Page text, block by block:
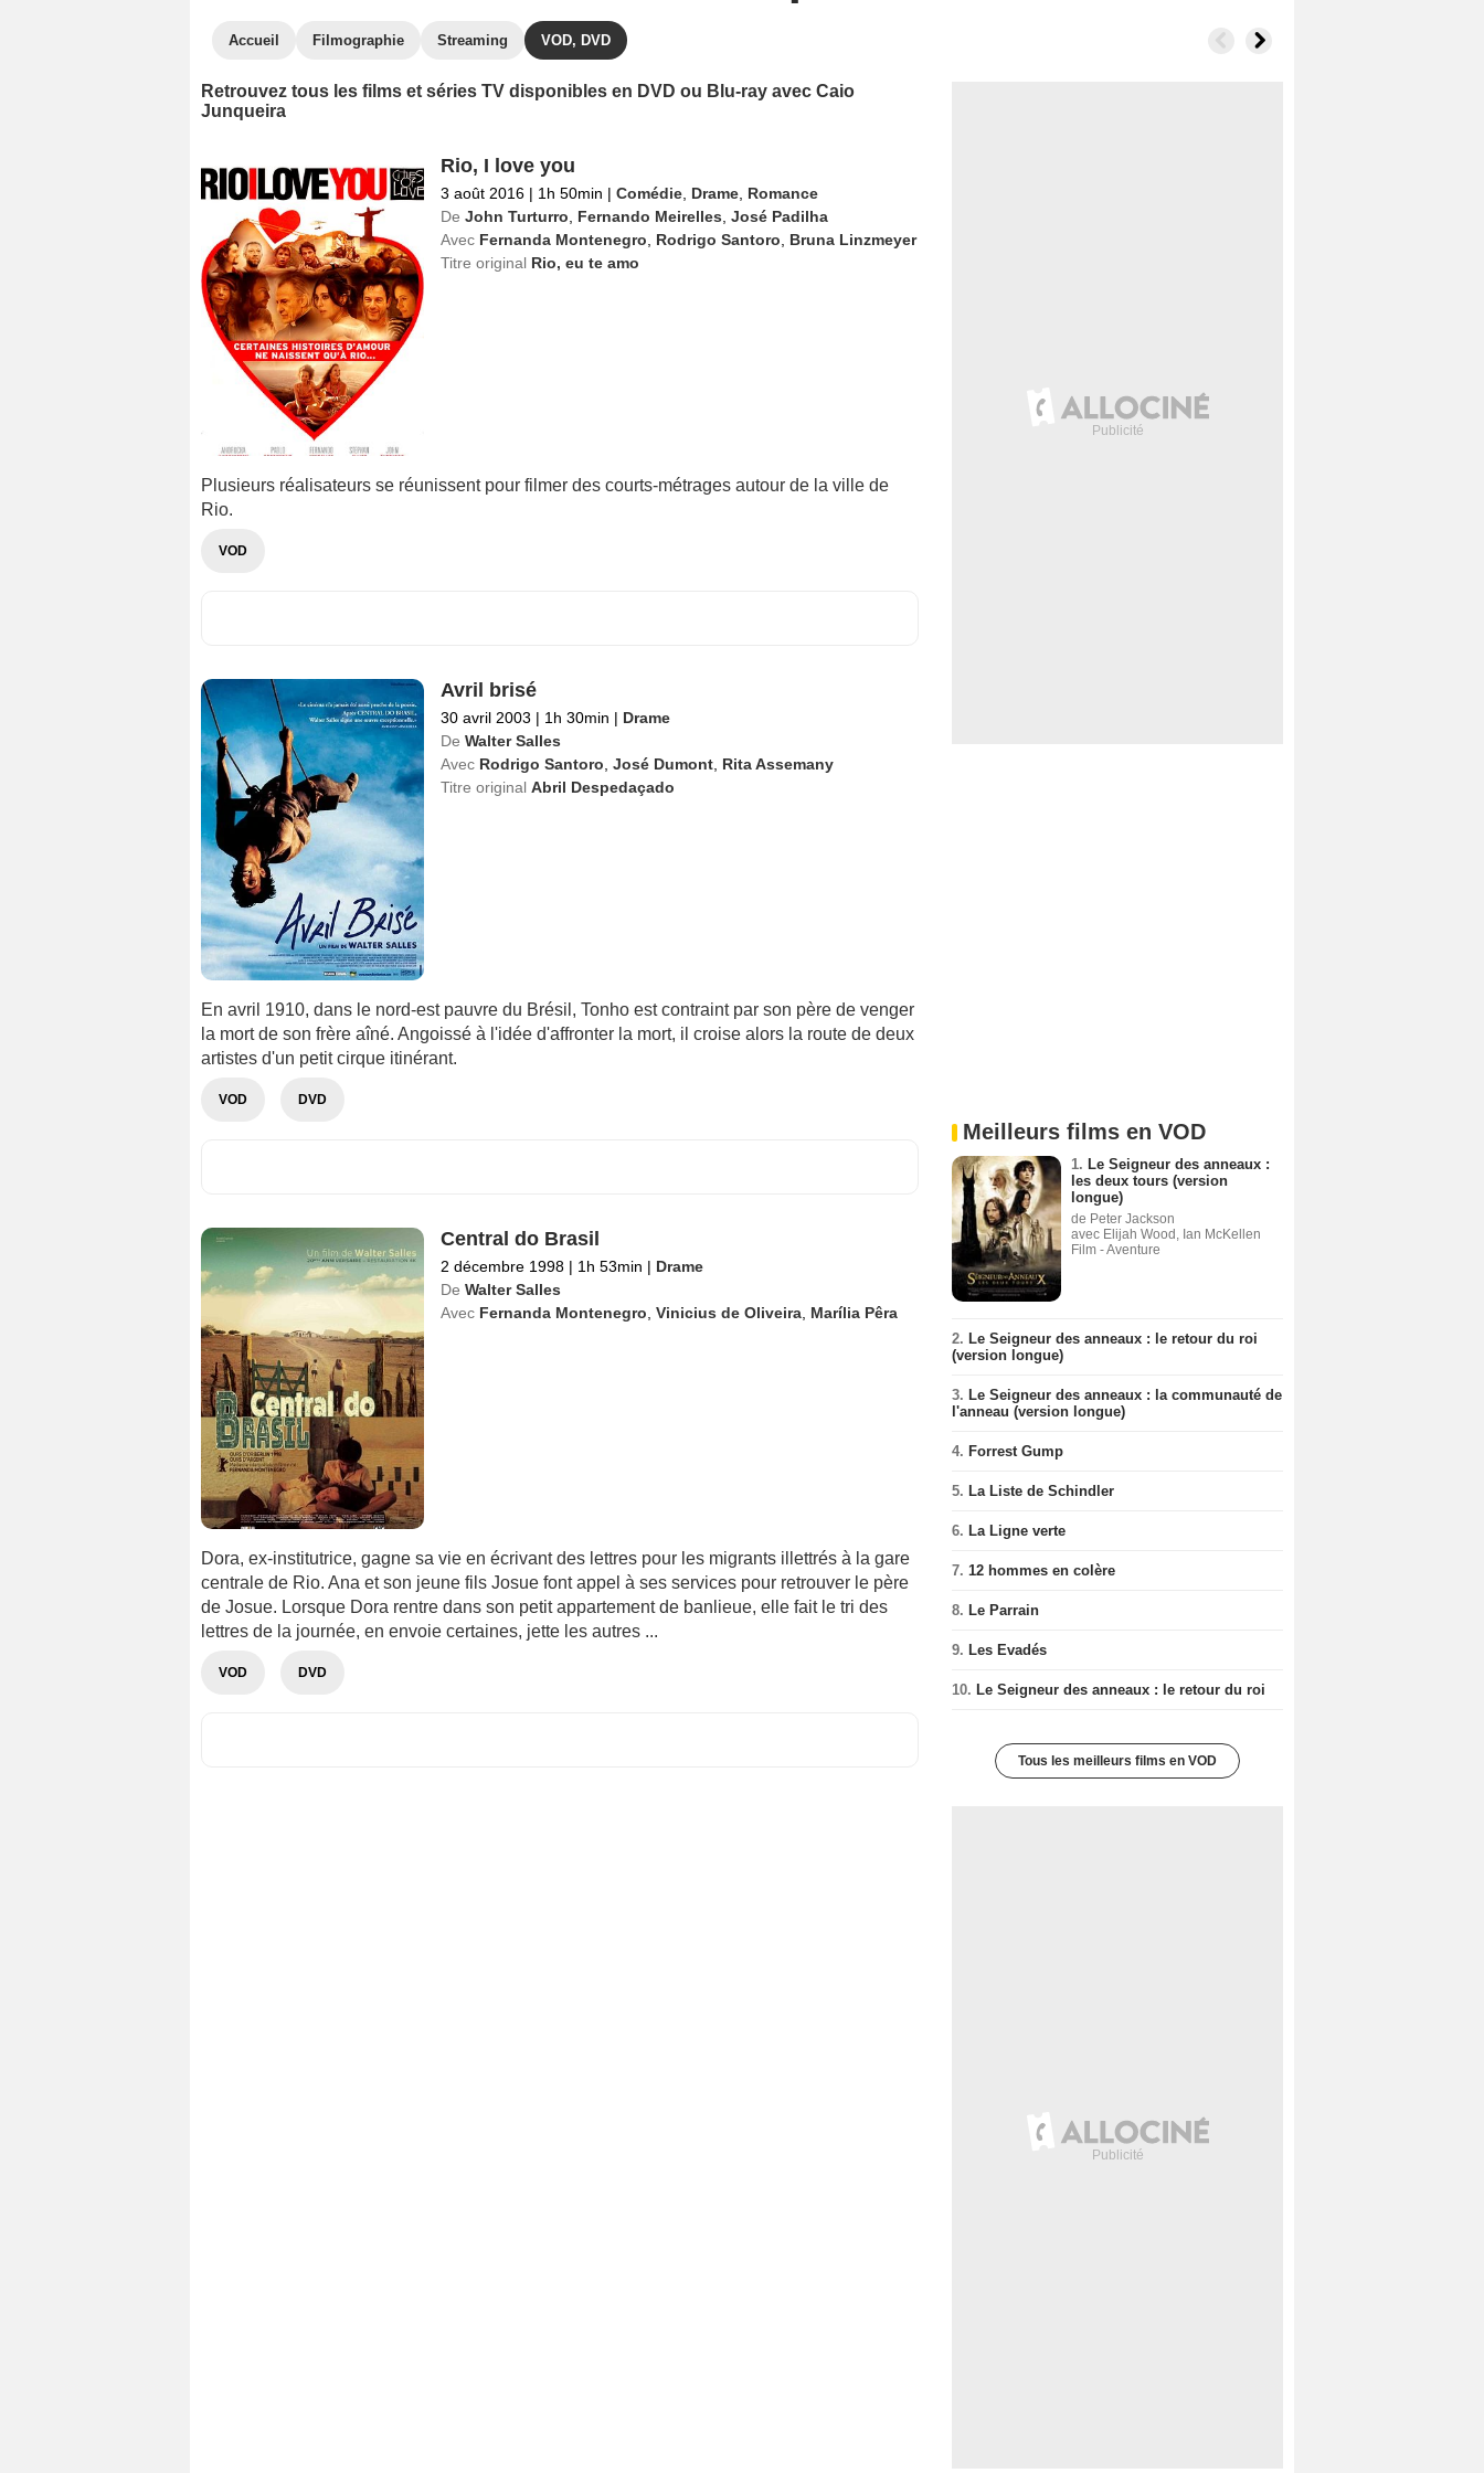
Accueil Filmographie Streaming VOD, DVD
Retrouvez tous les films et séries TV disponibles en DVD ou Blu-ray avec Caio
Junqueira
Rio, I love you
3 août 2016 | 1h 50min | Comédie, Drame, Romance
De John Turturro Fernando Meirelles José Padilha
Avec Fernanda Montenegro Rodrigo Santoro
Bruna Linzmeyer
Titre original Rio, eu te amo
Plusieurs réalisateurs se réunissent pour filmer des courts-métrages autour de la ville de
Rio.
VOD
Avril brisé
30 avril 2003 | 1h 30min | Drame
De Walter Salles
Avec Rodrigo Santoro José Dumont, Rita Assemany
Titre original Abril Despedaçado
En avril 1910, dans le nord-est pauvre du Brésil, Tonho est contraint par son père de venger
la mort de son frère aîné. Angoissé à l'idée d'affronter la mort, il croise alors la route de deux
artistes d'un petit cirque itinérant.
VOD DVD
Central do Brasil
2 décembre 1998 | 1h 53min | Drame
De Walter Salles
Avec Fernanda Montenegro Vinicius de Oliveira, Marília Pêra
Dora, ex-institutrice, gagne sa vie en écrivant des lettres pour les migrants illettrés à la gare
centrale de Rio. Ana et son jeune fils Josue font appel à ses services pour retrouver le père
de Josue. Lorsque Dora rentre dans son petit appartement de banlieue, elle fait le tri des
lettres de la journée, en envoie certaines, jette les autres ...
VOD DVD
Meilleurs films en VOD
1. Le Seigneur des anneaux :
les deux tours (version
longue)
de Peter Jackson
avec Elijah Wood, Ian McKellen
Film - Aventure
2. Le Seigneur des anneaux : le retour du roi
(version longue)
3. Le Seigneur des anneaux : la communauté de
l'anneau (version longue)
4. Forrest Gump
5. La Liste de Schindler
6. La Ligne verte
7. 12 hommes en colère
8. Le Parrain
9. Les Evadés
10. Le Seigneur des anneaux : le retour du roi
Tous les meilleurs films en VOD